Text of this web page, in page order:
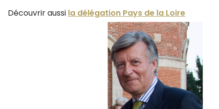
Découvrir aussi la délégation Pays de la Loire